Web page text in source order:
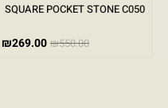
SQUARE POCKET STONE C050
₪550.00
₪269.00